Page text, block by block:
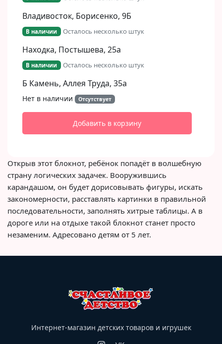
Владивосток, Борисенко, 9Б​
В наличии Осталось несколько штук
Находка, Постышева, 25а
В наличии Осталось несколько штук
Б Камень, Аллея Труда, 35а
Нет в наличии Отсутствует
Добавить в корзину
Открыв этот блокнот, ребёнок попадёт в волшебную
страну логических задачек. Вооружившись
карандашом, он будет дорисовывать фигуры, искать
закономерности, расставлять картинки в правильной
последовательности, заполнять хитрые таблицы. А в
дороге или на отдыхе такой блокнот станет просто
незаменим. Адресовано детям от 5 лет.
Интернет-магазин детских товаров и игрушек